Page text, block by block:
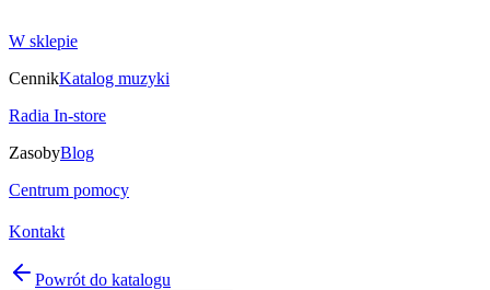
W sklepie
CennikKatalog muzyki
Radia In-store
ZasobyBlog
Centrum pomocy
Kontakt
Powrót do katalogu